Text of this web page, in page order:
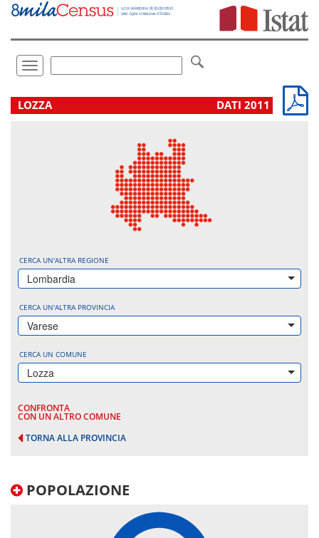
Vai
direttamente
Toggle
navigation
LOZZA DATI 2011
CERCA UN'ALTRA REGIONE
Lombardia
CERCA UN'ALTRA PROVINCIA
Varese
CERCA UN COMUNE
Lozza
CONFRONTA
CON UN ALTRO COMUNE
TORNA ALLA PROVINCIA
POPOLAZIONE